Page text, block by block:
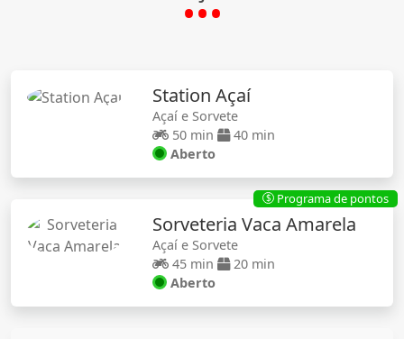
Station Açaí
Açaí e Sorvete
50 min
40 min
Aberto
Sorveteria Vaca Amarela
Açaí e Sorvete
45 min
20 min
Aberto
$ Programa de pontos